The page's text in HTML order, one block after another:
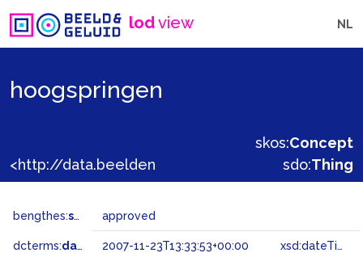
lodview NL
hoogspringen
skos:Concept
sdo:Thing
bengthes:status approved
dcterms:dateAccepted 2007-11-23T13:33:53+00:00 xsd:dateTime